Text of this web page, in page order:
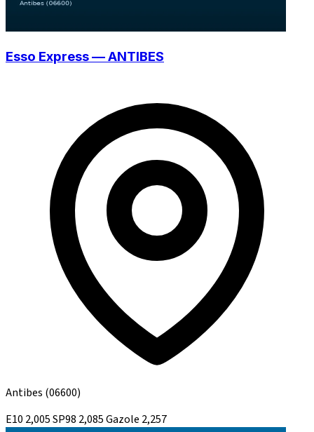
Esso Express — ANTIBES
Antibes (06600)
E10 2,005SP98 2,085Gazole 2,257